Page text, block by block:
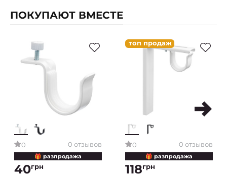
ПОКУПАЮТ ВМЕСТЕ
0 0 отзывов
🎁 разпродажа
40грн
топ продаж
0 0 отзывов
🎁 разпродажа
118грн